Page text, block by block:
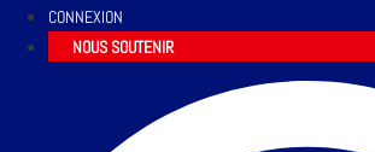
CONNEXION
NOUS SOUTENIR